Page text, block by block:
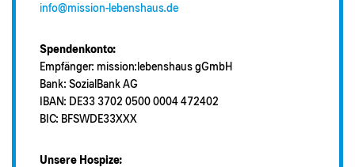
info@mission-lebenshaus.de
Spendenkonto:
Empfänger: mission:lebenshaus gGmbH
Bank: SozialBank AG
IBAN: DE33 3702 0500 0004 472402
BIC: BFSWDE33XXX
Unsere Hospize: